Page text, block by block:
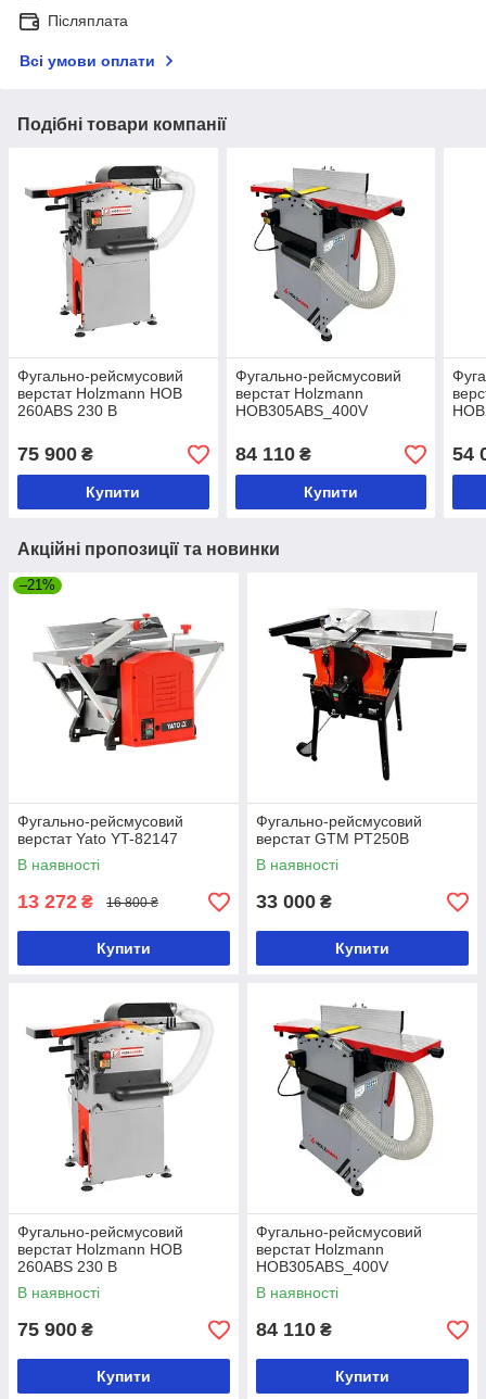
Післяплата
Всі умови оплати
Подібні товари компанії
Фугально-рейсмусовий
верстат Holzmann HOB
260ABS 230 В
75 900 ₴
Купити
Фугально-рейсмусовий
верстат Holzmann
HOB305ABS_400V
84 110₴
Купити
54
Акційні пропозиції та новинки
–21%
Фугально-рейсмусовий
верстат Yato YT-82147
В наявності
13 272 ₴ 16 800 ₴
Купити
Фугально-рейсмусовий
верстат GTM PT250B
В наявності
33 000 ₴
Купити
Фугально-рейсмусовий
верстат Holzmann HOB
260ABS 230 В
В наявності
75 900 ₴
Купити
Фугально-рейсмусовий
верстат Holzmann
HOB305ABS_400V
В наявності
84 110 ₴
Купити